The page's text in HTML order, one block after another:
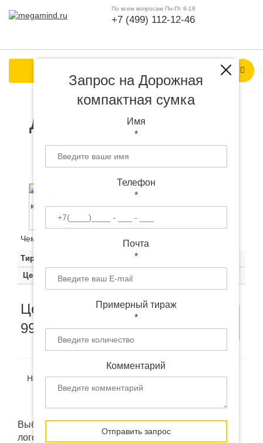
По всем вопросам Пн-Пт 8-18
+7 (499) 112-12-46
Дорожная компактная
сумка с логотипом
Чем больше тираж, тем ниже цена за штуку:
Тираж
Цена
1090 руб. 1040 руб.
Цена от
990
руб.
Оставить
заявку
образец
Наличие: В наличии (на удалённом складе в Китае)
Выбранный товар "Дорожная компактная сумка с
логотипом" мы можем изменить под ваши
Запрос на Дорожная
компактная сумка
Имя
*
Телефон
*
Почта
*
Примерный тираж
*
Комментарий
Отправить запрос